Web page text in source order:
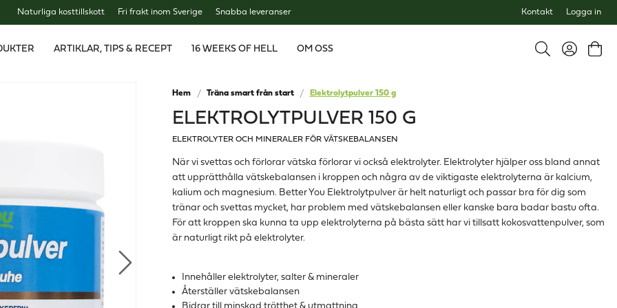
Naturliga kosttillskott Fri frakt inom Sverige Snabba leveranser Kontakt Logga in
ARTIKLAR, TIPS & RECEPT 16 WEEKS OF HELL OM OSS
Hem Träna smart från start Elektrolytpulver 150 g
ELEKTROLYTPULVER 150 G
ELEKTROLYTER OCH MINERALER FÖR VÄTSKEBALANSEN
När vi svettas och förlorar vätska förlorar vi också elektrolyter. Elektrolyter hjälper oss bland annat
att upprätthålla vätskebalansen i kroppen och några av de viktigaste elektrolyterna är kalcium,
kalium och magnesium. Better You Elektrolytpulver är helt naturligt och passar bra för dig som
tränar och svettas mycket, har problem med vätskebalansen eller kanske bara badar bastu ofta.
För att kroppen ska kunna ta upp elektrolyterna på bästa sätt har vi tillsatt kokosvattenpulver, som
är naturligt rikt på elektrolyter.
Innehåller elektrolyter, salter & mineraler
Återställer vätskebalansen